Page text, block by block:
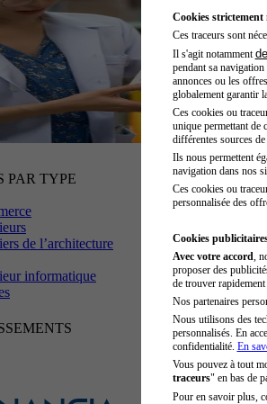
PAR TYPE
de l’architecture
informatique
Cookies strictement
Ces traceurs sont
Il s'agit notamment
pendant sa
annonces ou les
globalement garantir
Ces cookies ou
unique permettant de
différentes sources de
Ils nous permettent
navigation dans nos
Ces cookies ou
personnalisée des
Cookies
Avec votre accord ,
proposer des
de trouver
Nos partenaires
Nous utilisons des
personnalisés. En
confidentialité. En
Vous pouvez à tout
traceurs" en bas de
Pour en savoir plus,